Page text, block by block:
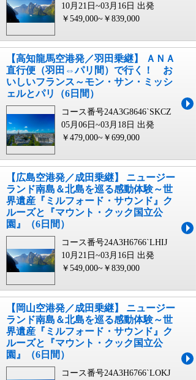
10月21日~03月16日 出発
￥549,000~￥839,000
【高知龍馬空港発／羽田乗継】 ＡＮＡ
直行便（羽田⇔パリ間）で行く！ お
いしいフランス～モン・サン・ミッシ
ェルとパリ（6日間）
コース番号24A3G8646`SKCZ
05月06日~03月18日 出発
￥479,000~￥699,000
【広島空港発／成田乗継】 ニュージー
ランド南島＆北島を巡る感動体験～世
界遺産『ミルフォード・サウンド』ク
ルーズと『マウント・クック国立公
園』（6日間）
コース番号24A3H6766`LHIJ
10月21日~03月16日 出発
￥549,000~￥839,000
【岡山空港発／成田乗継】 ニュージー
ランド南島＆北島を巡る感動体験～世
界遺産『ミルフォード・サウンド』ク
ルーズと『マウント・クック国立公
園』（6日間）
コース番号24A3H6766`LOKJ